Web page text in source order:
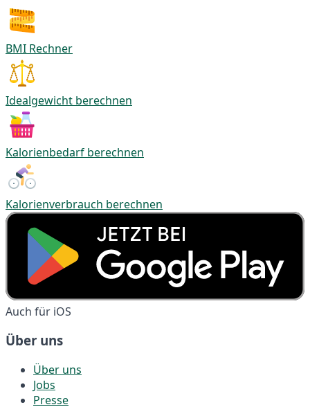
BMI Rechner
Idealgewicht berechnen
Kalorienbedarf berechnen
Kalorienverbrauch berechnen
Auch für iOS
Über uns
Über uns
Jobs
Presse